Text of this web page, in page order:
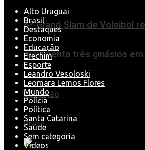
6º Grand Slam de Voleibol
movimenta três ginásios em
Educação
Brasil
Alto Uruguai
Brasil
Destaques
Economia
Educação
Erechim
Esporte
Leandro Vesoloski
Leomara Lemos Flores
Mundo
Polícia
Política
Santa Catarina
Saúde
Sem categoria
Videos